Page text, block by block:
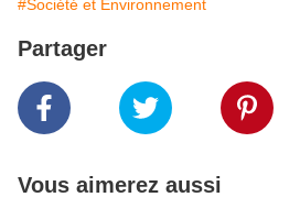
#Société et Environnement
Partager
Vous aimerez aussi